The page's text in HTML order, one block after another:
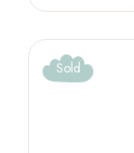
Sold